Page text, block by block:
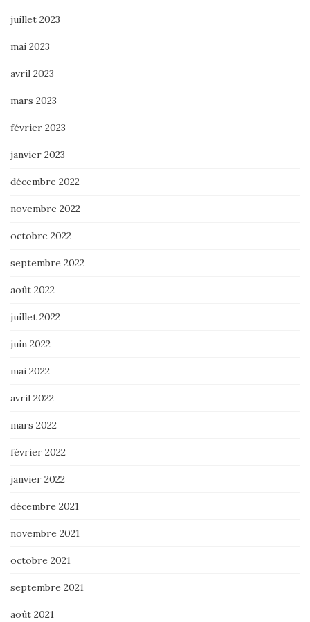
juillet 2023
mai 2023
avril 2023
mars 2023
février 2023
janvier 2023
décembre 2022
novembre 2022
octobre 2022
septembre 2022
août 2022
juillet 2022
juin 2022
mai 2022
avril 2022
mars 2022
février 2022
janvier 2022
décembre 2021
novembre 2021
octobre 2021
septembre 2021
août 2021